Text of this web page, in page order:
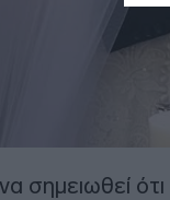
σημειωθεί ότι